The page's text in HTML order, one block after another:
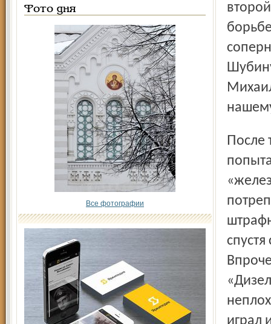
Фото дня
Все фотографии
После того как счёт стал 1:0, гости встрепенулись и
играл